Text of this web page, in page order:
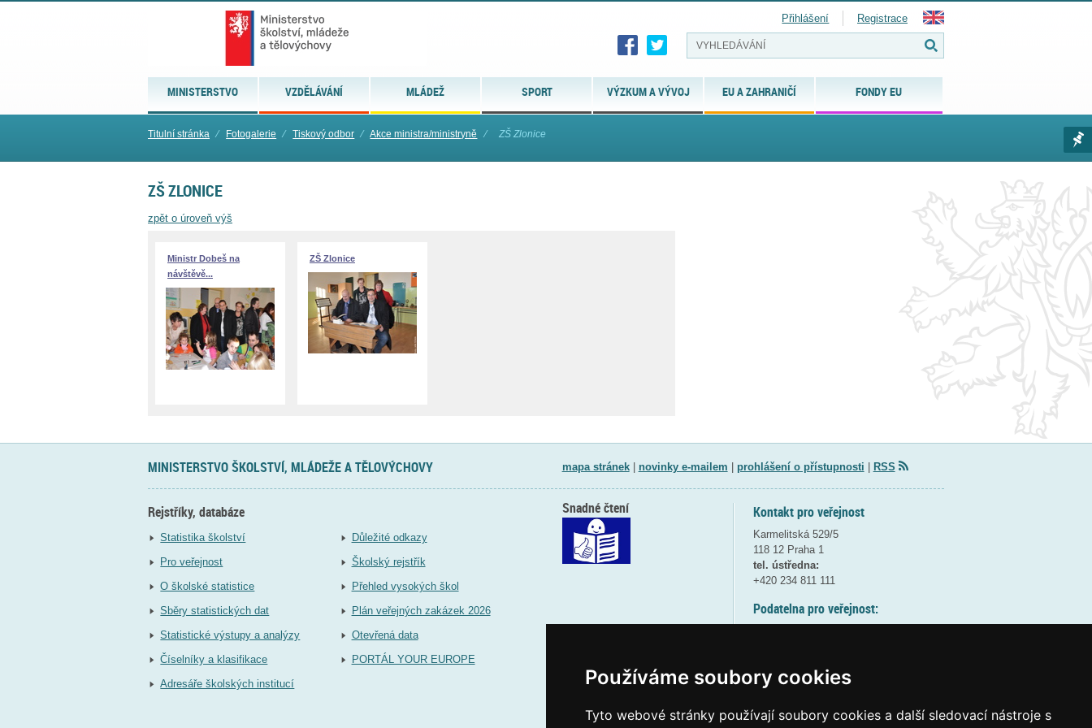
Používáme soubory cookies
Tyto webové stránky používají soubory cookies a další sledovací nástroje s
MINISTERSTVO VZDĚLÁVÁNÍ MLÁDEŽ SPORT VÝZKUM A VÝVOJ EU A ZAHRANIČÍ FONDY EU
Přihlášení Registrace
Titulní stránka ⁄ Fotogalerie ⁄ Tiskový odbor ⁄ Akce ministra/ministryně ⁄ ZŠ Zlonice
ZŠ ZLONICE
zpět o úroveň výš
Ministr Dobeš na
návštěvě...
ZŠ Zlonice
MINISTERSTVO ŠKOLSTVÍ, MLÁDEŽE A TĚLOVÝCHOVY mapa stránek| novinky e-mailem prohlášení o přístupnosti RSS
Rejstříky, databáze
Statistika školství
Pro veřejnost
O školské statistice
Sběry statistických dat
Statistické výstupy a analýzy
Číselníky a klasifikace
Adresáře školských institucí
Důležité odkazy
Školský rejstřík
Přehled vysokých škol
Plán veřejných zakázek 2026
Otevřená data
PORTÁL YOUR EUROPE
Kontakt pro veřejnost
Karmelitská 529/5
118 12 Praha 1
tel. ústředna:
+420 234 811 111
Podatelna pro veřejnost:
(více informací
Snadné čtení